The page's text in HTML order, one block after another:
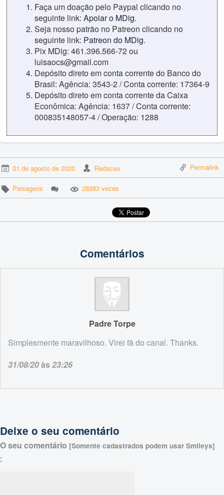
Faça um doação pelo Paypal clicando no
seguinte link: Apoiar o MDig.
Seja nosso patrão no Patreon clicando no
seguinte link: Patreon do MDig.
Pix MDig: 461.396.566-72 ou
luisaocs@gmail.com
Depósito direto em conta corrente do Banco do
Brasil: Agência: 3543-2 / Conta corrente: 17364-9
Depósito direto em conta corrente da Caixa
Econômica: Agência: 1637 / Conta corrente:
000835148057-4 / Operação: 1288
31 de agosto de 2020 Redacao Permalink
Paisagens 28383 vezes
Comentários
Padre Torpe
Simplesmente maravilhoso. Virei fã do canal. Thanks.
31/08/20às23:26
Deixe o seu comentário
O seu comentário [Somente cadastrados podem usar Smileys]
: